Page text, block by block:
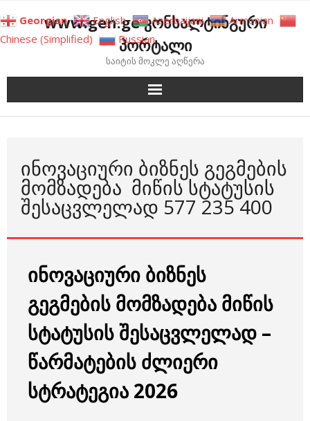
to
content
www.gen.ge კონსალტინგური
პორტალი
საიტის მოკლე აღწერა
ᲘᲜᲝᲕᲐᲪᲘᲣᲠᲘ ᲑᲘᲖᲜᲔᲡ ᲒᲔᲒᲛᲔᲑᲘᲡ
ᲛᲝᲛᲖᲐᲓᲔᲑᲐ ᲛᲘᲬᲘᲡ ᲡᲢᲐᲢᲣᲡᲘᲡ
ᲨᲔᲡᲐᲪᲕᲚᲔᲚᲐᲓ 577 235 400
ინოვაციური ბიზნეს
გეგმების მომზადება მიწის
სტატუსის შესაცვლელად –
წარმატების ძლიერი
სტრატეგია 2026
Georgian English Azerbaijani
Armenian
Chinese (Simplified)
Russian